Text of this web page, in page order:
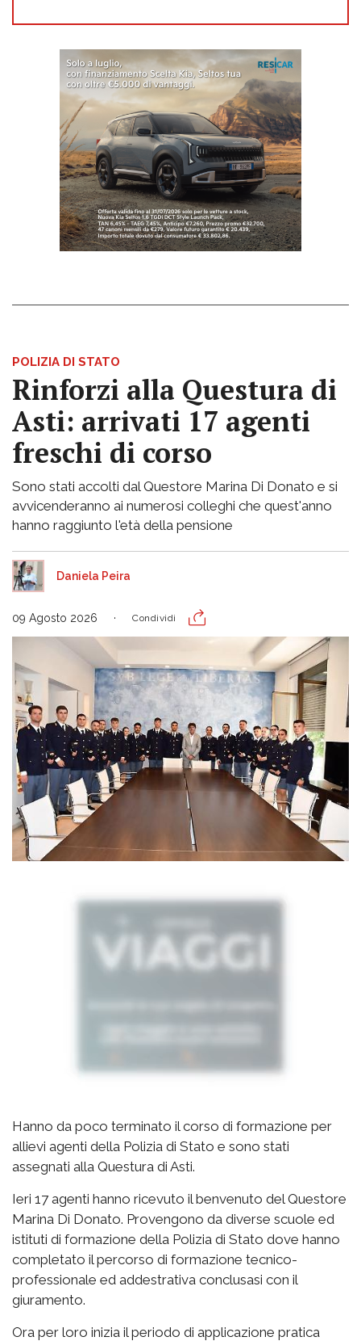
POLIZIA DI STATO
Rinforzi alla Questura di
Asti: arrivati 17 agenti
freschi di corso
Sono stati accolti dal Questore Marina Di Donato e si
avvicenderanno ai numerosi colleghi che quest'anno
hanno raggiunto l'età della pensione
Daniela Peira
09 Agosto 2026 Condividi
Hanno da poco terminato il corso di formazione per
allievi agenti della Polizia di Stato e sono stati
assegnati alla Questura di Asti.
Ieri 17 agenti hanno ricevuto il benvenuto del Questore
Marina Di Donato. Provengono da diverse scuole ed
istituti di formazione della Polizia di Stato dove hanno
completato il percorso di formazione tecnico-
professionale ed addestrativa conclusasi con il
giuramento.
Ora per loro inizia il periodo di applicazione pratica